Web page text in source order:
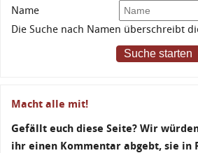
Name
Die Suche nach Namen überschreibt
Suche starten
Macht alle mit!
Gefällt euch diese Seite? Wir
ihr einen Kommentar abgebt, sie in